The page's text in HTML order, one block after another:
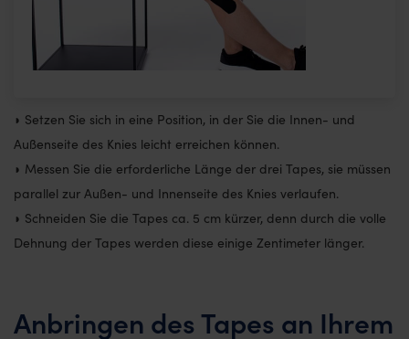
◗ Setzen Sie sich in eine Position, in der Sie die Innen- und
Außenseite des Knies leicht erreichen können.
◗ Messen Sie die erforderliche Länge der drei Tapes, sie müssen
parallel zur Außen- und Innenseite des Knies verlaufen.
◗ Schneiden Sie die Tapes ca. 5 cm kürzer, denn durch die volle
Dehnung der Tapes werden diese einige Zentimeter länger.
Anbringen des Tapes an Ihrem